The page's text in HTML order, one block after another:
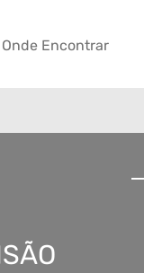
Onde Encontrar